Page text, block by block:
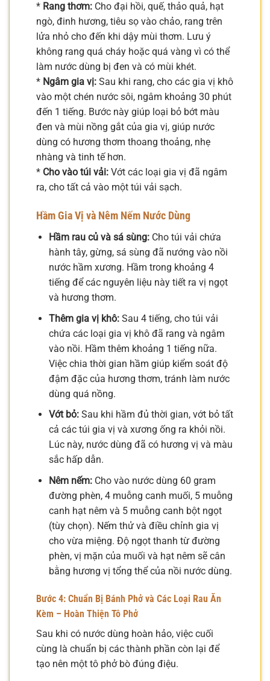
* Rang thơm: Cho đại hồi, quế, thảo quả, hạt
ngò, đinh hương, tiêu sọ vào chảo, rang trên
lửa nhỏ cho đến khi dậy mùi thơm. Lưu ý
không rang quá cháy hoặc quá vàng vì có thể
làm nước dùng bị đen và có mùi khét.
* Ngâm gia vị: Sau khi rang, cho các gia vị khô
vào một chén nước sôi, ngâm khoảng 30 phút
đến 1 tiếng. Bước này giúp loại bỏ bớt màu
đen và mùi nồng gắt của gia vị, giúp nước
dùng có hương thơm thoang thoảng, nhẹ
nhàng và tinh tế hơn.
* Cho vào túi vải: Vớt các loại gia vị đã ngâm
ra, cho tất cả vào một túi vải sạch.
Hầm Gia Vị và Nêm Nếm Nước Dùng
Hầm rau củ và sá sùng:Cho túi vải chứa
hành tây, gừng, sá sùng đã nướng vào nồi
nước hầm xương. Hầm trong khoảng 4
tiếng để các nguyên liệu này tiết ra vị ngọt
và hương thơm.
Thêm gia vị khô:Sau 4 tiếng, cho túi vải
chứa các loại gia vị khô đã rang và ngâm
vào nồi. Hầm thêm khoảng 1 tiếng nữa.
Việc chia thời gian hầm giúp kiểm soát độ
đậm đặc của hương thơm, tránh làm nước
dùng quá nồng.
Vớt bỏ:Sau khi hầm đủ thời gian, vớt bỏ tất
cả các túi gia vị và xương ống ra khỏi nồi.
Lúc này, nước dùng đã có hương vị và màu
sắc hấp dẫn.
Nêm nếm:Cho vào nước dùng 60 gram
đường phèn, 4 muỗng canh muối, 5 muỗng
canh hạt nêm và 5 muỗng canh bột ngọt
(tùy chọn). Nếm thử và điều chỉnh gia vị
cho vừa miệng. Độ ngọt thanh từ đường
phèn, vị mặn của muối và hạt nêm sẽ cân
bằng hương vị tổng thể của nồi nước dùng.
Bước 4: Chuẩn Bị Bánh Phở và Các Loại Rau Ăn
Kèm – Hoàn Thiện Tô Phở
Sau khi có nước dùng hoàn hảo, việc cuối
cùng là chuẩn bị các thành phần còn lại để
tạo nên một tô phở bò đúng điệu.